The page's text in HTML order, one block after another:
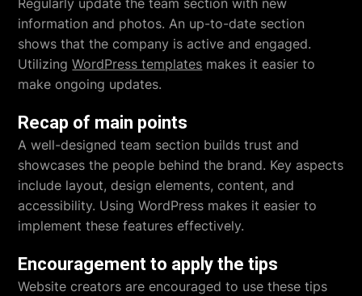
Regularly update the team section with new
information and photos. An up-to-date section
shows that the company is active and engaged.
UtilizingWordPress templates makes it easier to
make ongoing updates.
Recap of main points
A well-designed team section builds trust and
showcases the people behind the brand. Key aspects
include layout, design elements, content, and
accessibility. Using WordPress makes it easier to
implement these features effectively.
Encouragement to apply the tips
Website creators are encouraged to use these tips